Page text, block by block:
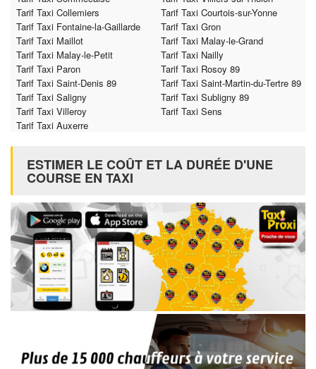
Tarif Taxi Collemiers
Tarif Taxi Courtois-sur-Yonne
Tarif Taxi Fontaine-la-Gaillarde
Tarif Taxi Gron
Tarif Taxi Maillot
Tarif Taxi Malay-le-Grand
Tarif Taxi Malay-le-Petit
Tarif Taxi Nailly
Tarif Taxi Paron
Tarif Taxi Rosoy 89
Tarif Taxi Saint-Denis 89
Tarif Taxi Saint-Martin-du-Tertre 89
Tarif Taxi Saligny
Tarif Taxi Subligny 89
Tarif Taxi Villeroy
Tarif Taxi Sens
Tarif Taxi Auxerre
ESTIMER LE COÛT ET LA DURÉE D'UNE
COURSE EN TAXI